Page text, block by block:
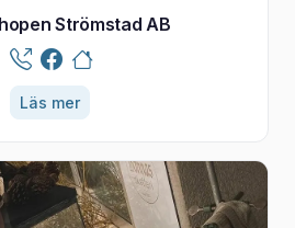
Strömstad AB
Läs mer